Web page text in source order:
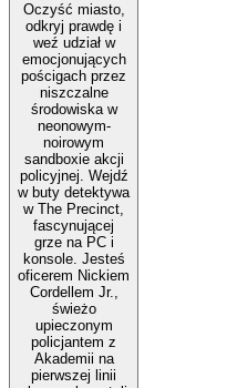
Oczyść miasto,
odkryj prawdę i
weź udział w
emocjonujących
pościgach przez
niszczalne
środowiska w
neonowym-
noirowym
sandboxie akcji
policyjnej. Wejdź
w buty detektywa
w The Precinct,
fascynującej
grze na PC i
konsole. Jesteś
oficerem Nickiem
Cordellem Jr.,
świeżo
upieczonym
policjantem z
Akademii na
pierwszej linii